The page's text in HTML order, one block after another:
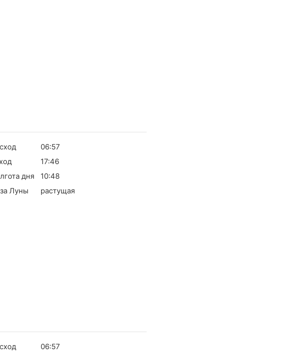
06:57
17:46
дня
10:48
Луны
растущая
06:57